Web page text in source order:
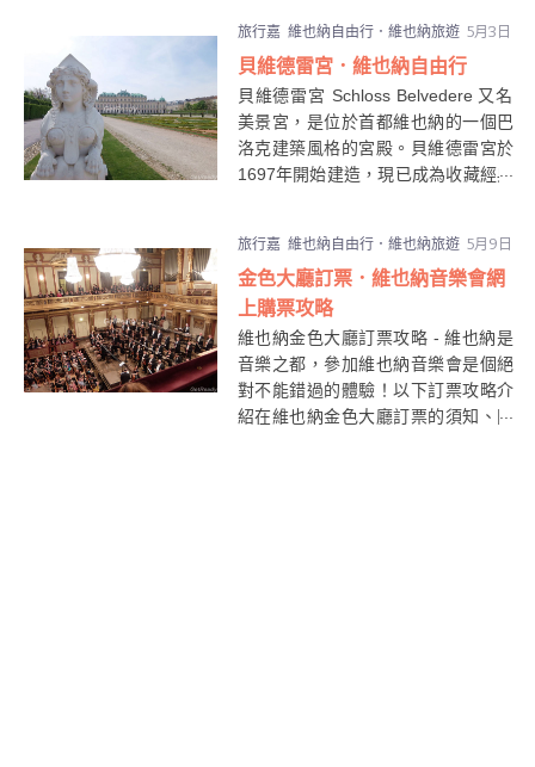
旅行嘉 維也納自由行．維也納旅遊 5月3日
貝維德雷宮．維也納自由行
貝維德雷宮 Schloss Belvedere 又名
美景宮，是位於首都維也納的一個巴
洛克建築風格的宮殿。貝維德雷宮於
1697年開始建造，現已成為收藏經典
Upper Belvedere) 及貝維德雷宮下宮
Unteres Belvedere (即Lower
Belvedere)，中間由一個超廣闊的花
園分隔著。而奧地利最著名的畫家古
斯塔夫．克林姆 Klimt Gustav的作
品"The Kiss"正是上宮鎮館之寶！
旅行嘉 維也納自由行．維也納旅遊 5月9日
金色大廳訂票．維也納音樂會網
上購票攻略
維也納金色大廳訂票攻略 - 維也納是
音樂之都，參加維也納音樂會是個絕
對不能錯過的體驗！以下訂票攻略介
紹在維也納金色大廳訂票的須知、門